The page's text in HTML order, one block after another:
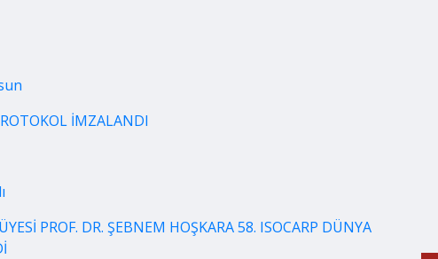
İMZALANDI
PROF. DR. ŞEBNEM HOŞKARA 58. ISOCARP DÜNYA